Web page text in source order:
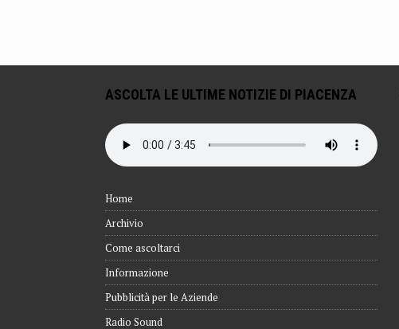
ASCOLTA LE ULTIME NOTIZIE DI PIACENZA
Home
Archivio
Come ascoltarci
Informazione
Pubblicità per le Aziende
Radio Sound